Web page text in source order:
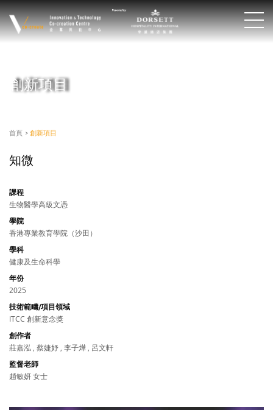
創新項目
首頁 > 創新項目
知微
課程
生物醫學高級文憑
學院
香港專業教育學院（沙田）
學科
健康及生命科學
年份
2025
技術範疇/項目領域
ITCC 創新意念獎
創作者
莊嘉泓 , 蔡婕妤 , 李子燁 , 呂文軒
監督老師
趙敏妍 女士